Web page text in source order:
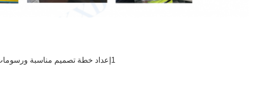
1إعداد خطة تصميم مناسبة ورسومات الموافقة التفصيلية لبناء الهيكل الفولاذي وفقًا لمنطقة تخطيط الأرض وأغراض البناء بواسطة تكلا ، PKPM ، 3D3S.